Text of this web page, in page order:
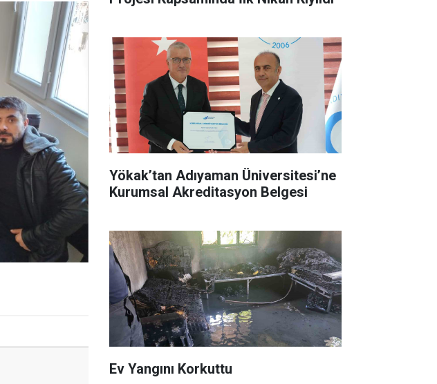
Yökak’tan Adıyaman Üniversitesi’ne
Kurumsal Akreditasyon Belgesi
Ev Yangını Korkuttu